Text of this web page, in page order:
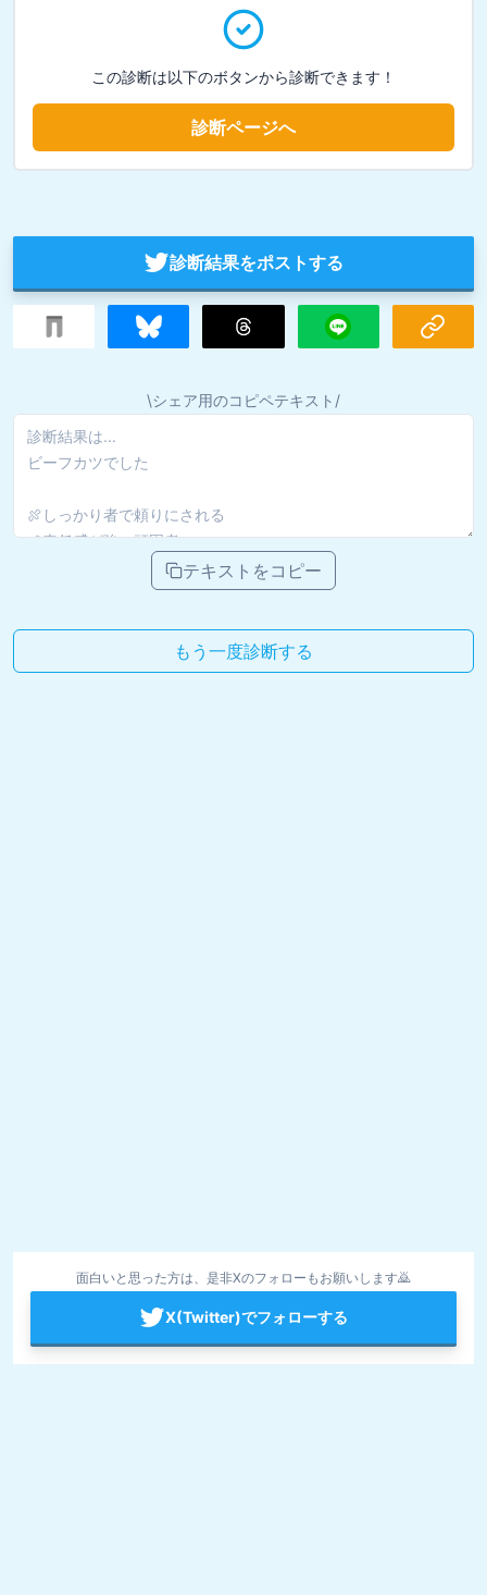
この診断は以下のボタンから診断できます！
診断ページへ
診断結果をポストする
\シェア用のコピペテキスト/
テキストをコピー
もう一度診断する
面白いと思った方は、是非Xのフォローもお願いします🙇
X(Twitter)でフォローする